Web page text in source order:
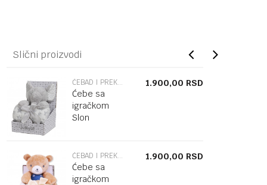
Slični proizvodi
ĆEBAD I PREKRIVACI
Ćebe sa
igračkom
Slon
1.900,00 RSD
ĆEBAD I PREKRIVACI
Ćebe sa
igračkom
1.900,00 RSD